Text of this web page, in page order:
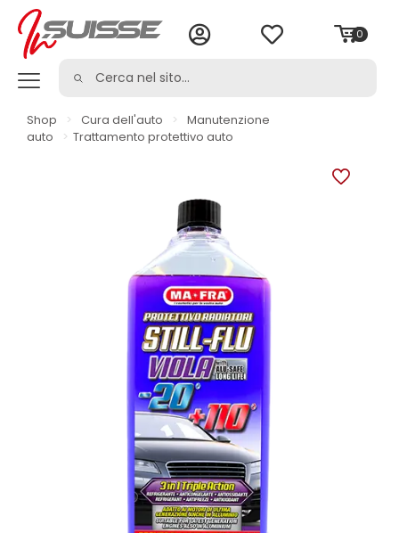
0
Shop > Cura dell'auto >
Manutenzione
auto
> Trattamento protettivo auto